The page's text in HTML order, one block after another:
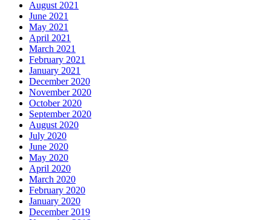
August 2021
June 2021
May 2021
April 2021
March 2021
February 2021
January 2021
December 2020
November 2020
October 2020
September 2020
August 2020
July 2020
June 2020
May 2020
April 2020
March 2020
February 2020
January 2020
December 2019